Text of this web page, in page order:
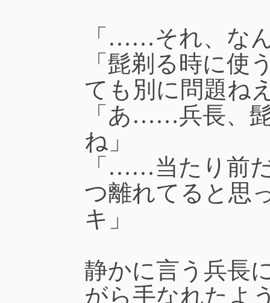
「……それ、な
「髭剃る時に使
ても別に問題ね
「あ……兵長、
ね」
「……当たり前
つ離れてると思
キ」
静かに言う兵長
がら手なれたよ